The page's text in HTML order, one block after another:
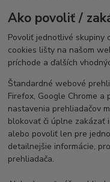
Ako povoliť /
Povoliť jednotlivé skupiny
cookies lišty na našom
príchode a ďalších
Štandardné webové
Firefox, Google Chrome a
nastavenia prehliadačov
blokovať či úplne zakázať
alebo povoliť len pre
detailnejšie informácie,
prehliadača.